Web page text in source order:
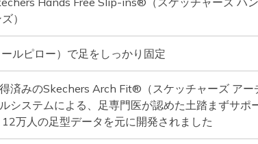
）
ルピロー）で足をしっかり固定
済みのSkechers Arch Fit®（スケッチャーズ アー
システムによる、足専門医が認めた土踏まずサポ
万人の足型データを元に開発されました